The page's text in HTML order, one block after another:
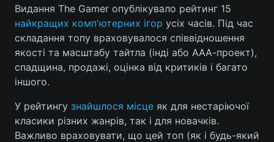
Видання The Gamer опублікувало рейтинг 15
найкращих комп'ютерних ігор усіх часів. Під час
складання топу враховувалося співвідношення
якості та масштабу тайтла (інді або ААА-проект),
спадщина, продажі, оцінка від критиків і багато
іншого.
У рейтингу знайшлося місце як для нестаріючої
класики різних жанрів, так і для новачків.
Важливо враховувати, що цей топ (як і будь-який